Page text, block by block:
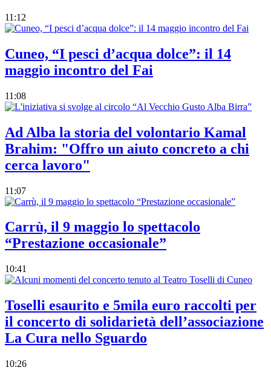
11:12
Cuneo, “I pesci d’acqua dolce”: il 14
maggio incontro del Fai
11:08
Ad Alba la storia del volontario Kamal
Brahim: "Offro un aiuto concreto a chi
cerca lavoro"
11:07
Carrù, il 9 maggio lo spettacolo
“Prestazione occasionale”
10:41
Toselli esaurito e 5mila euro raccolti per
il concerto di solidarietà dell’associazione
La Cura nello Sguardo
10:26